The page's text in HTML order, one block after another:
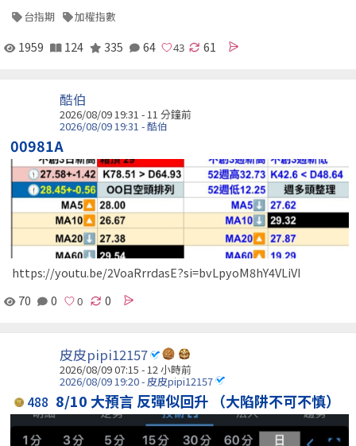
台指期 加權指數
1959 124 335 64 61
酷伯
2026/08/09 19:31 -11 分鐘前
2026/08/09 19:31 - 酷伯
00981A
https://youtu.be/2VoaRrrdasE?si=bvLpyoM8hY4VLiVI
70
0 0
皮皮pipi12157
2026/08/09 07:15 - 12 小時前
2026/08/09 19:20 - 皮皮pipi12157
488 8/10 大預言 反彈似回升 （大陷阱不可不慎）